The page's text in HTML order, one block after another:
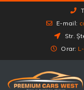
E-mail:
Str.
Orar: